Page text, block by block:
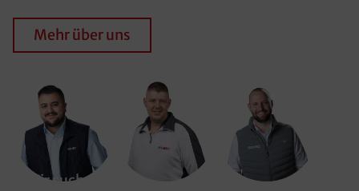
Mehr über uns
Wir suchen